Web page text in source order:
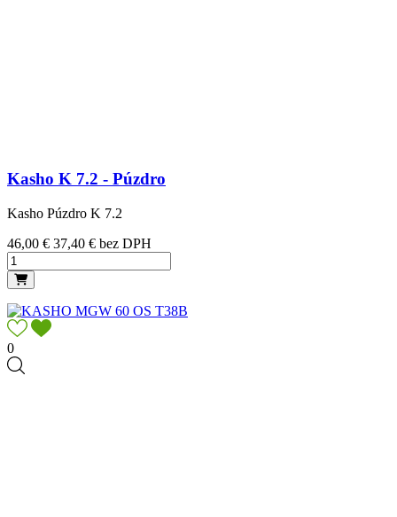
Kasho K 7.2 - Púzdro
Kasho Púzdro K 7.2
Cena
46,00 € 37,40 € bez DPH
0